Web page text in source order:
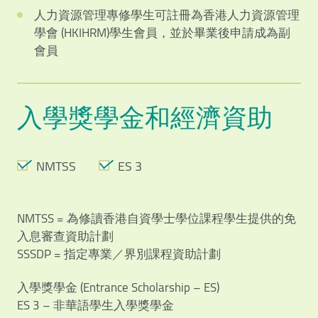
人力資源管理專修學生可註冊為香港人力資源管理
學會 (HKIHRM)學生會員，並於畢業後申請成為副
會員
入學獎學金和經濟資助
NMTSS ES 3
NMTSS = 為修讀香港自資學士學位課程學生提供的免
入息審查資助計劃
SSSDP = 指定專業／界別課程資助計劃
入學獎學金 (Entrance Scholarship – ES)
ES 3 – 非華語學生入學獎學金